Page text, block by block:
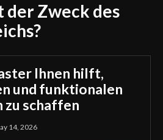
der Zweck des
Ihnen hilft,
und funktionalen
zu schaffen
14, 2026